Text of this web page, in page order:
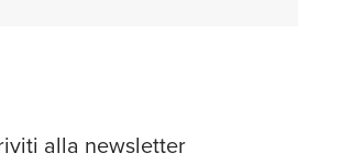
alla newsletter